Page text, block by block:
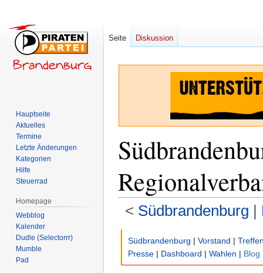
< Südbrandenburg ‎ |
Südbrandenburg | Vorstand |
Presse | Dashboard | Wahlen | Blog
Seite Diskussion
Hauptseite
Aktuelles
Termine
Letzte Änderungen
Kategorien
Hilfe
Steuerrad
Homepage
Webblog
Kalender
Dudle (Selectorrr)
Mumble
Pad